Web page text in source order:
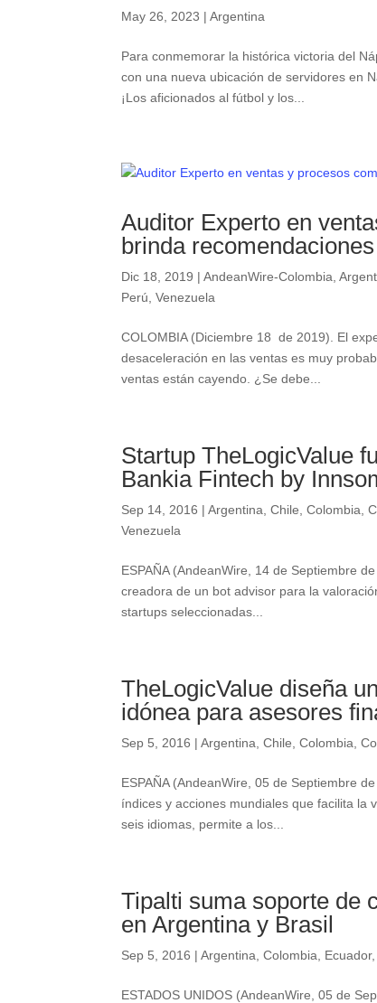
May 26, 2023 |Argentina
Para conmemorar la histórica victoria del
con una nueva ubicación de servidores
¡Los aficionados al fútbol y los...
Auditor Experto en
brinda recomendaciones
Dic 18, 2019 |AndeanWire-Colombia ,
Perú ,Venezuela
COLOMBIA (Diciembre 18 de 2019). El
desaceleración en las ventas es muy
ventas están cayendo. ¿Se debe...
Startup TheLogicValue
Bankia Fintech by
Sep 14, 2016 |Argentina ,Chile ,Colombia ,
Venezuela
ESPAÑA (AndeanWire, 14 de Septiembre
creadora de un bot advisor para la
startups seleccionadas...
TheLogicValue diseña
idónea para asesores
Sep 5, 2016 |Argentina ,Chile ,Colombia ,
ESPAÑA (AndeanWire, 05 de Septiembre
índices y acciones mundiales que facilita la
seis idiomas, permite a los...
Tipalti suma soporte de
en Argentina y Brasil
Sep 5, 2016 |Argentina ,Colombia Ecuador,
ESTADOS UNIDOS (AndeanWire, 05 de